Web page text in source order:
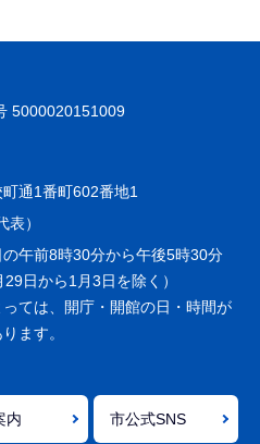
5000020151009
通1番町602番地1
）
午前8時30分から午後5時30分
29日から1月3日を除く）
ては、開庁・開館の日・時間が
ます。
内 市公式SNS